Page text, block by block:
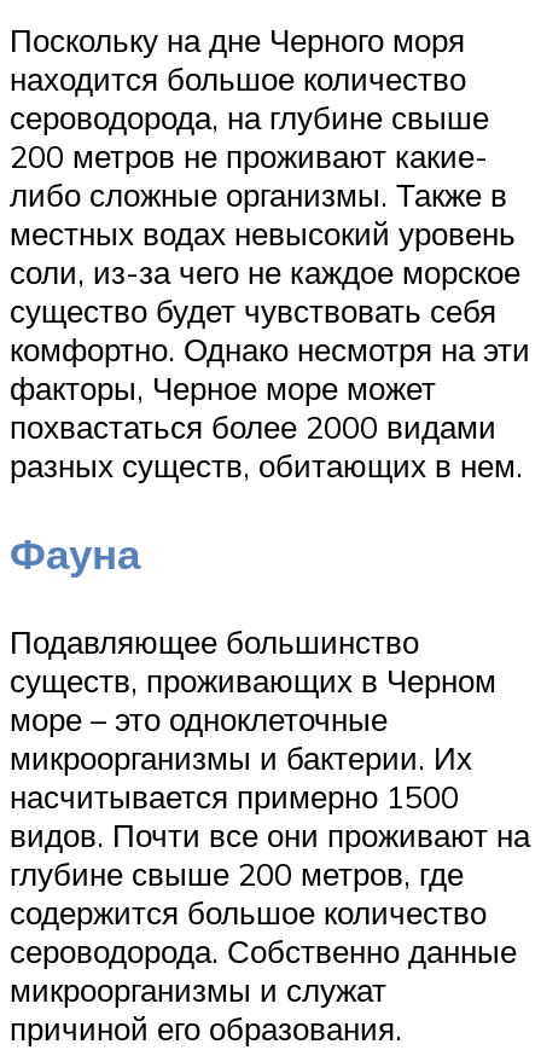
Поскольку на дне Черного моря
находится большое количество
сероводорода, на глубине свыше
200 метров не проживают какие-
либо сложные организмы. Также в
местных водах невысокий уровень
соли, из-за чего не каждое морское
существо будет чувствовать себя
комфортно. Однако несмотря на эти
факторы, Черное море может
похвастаться более 2000 видами
разных существ, обитающих в нем.
Фауна
Подавляющее большинство
существ, проживающих в Черном
море – это одноклеточные
микроорганизмы и бактерии. Их
насчитывается примерно 1500
видов. Почти все они проживают на
глубине свыше 200 метров, где
содержится большое количество
сероводорода. Собственно данные
микроорганизмы и служат
причиной его образования.